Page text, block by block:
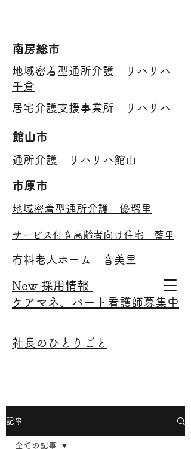
​南房総市
​地域密着型通所介護 リハリハ
千倉
​居宅介護支援事業所 リハリハ
​館山市
通所介護​ リハリハ館山
​市原市
​地域密着型通所介護 優瑠里
​サービス付き高齢者向け住宅 藍里
​有料老人ホーム 音美里
New ​採用情報
ケアマネ、パート看護師募集中
​社長のひとりごと
記事
全ての記事